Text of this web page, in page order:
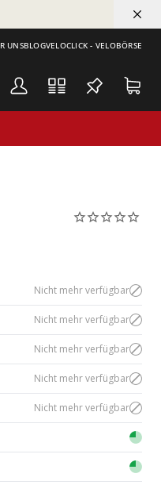
UNSBLOGVELOCLICK - VELOBÖRSE
Nicht mehr verfügbar
Nicht mehr verfügbar
Nicht mehr verfügbar
Nicht mehr verfügbar
Nicht mehr verfügbar